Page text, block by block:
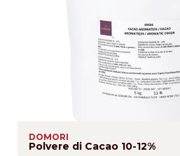
DOMORI
Polvere di Cacao 10-12%